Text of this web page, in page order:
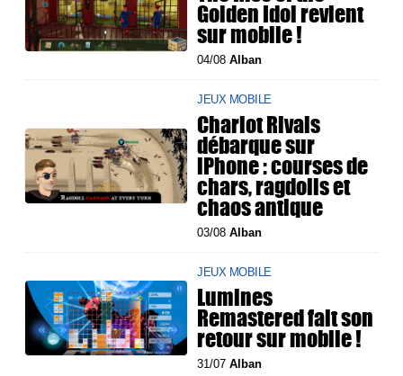
Golden Idol revient
sur mobile !
04/08Alban
JEUX MOBILE
Chariot Rivals
débarque sur
iPhone : courses de
chars, ragdolls et
chaos antique
03/08Alban
JEUX MOBILE
Lumines
Remastered fait son
retour sur mobile !
31/07Alban